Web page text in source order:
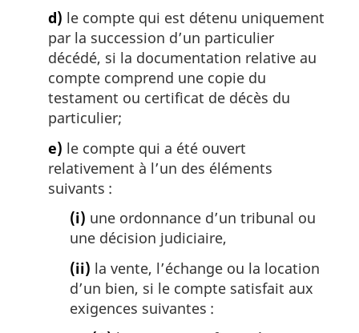
d) le compte qui est détenu uniquement
par la succession d’un particulier
décédé, si la documentation relative au
compte comprend une copie du
testament ou certificat de décès du
particulier;
e) le compte qui a été ouvert
relativement à l’un des éléments
suivants :
(i) une ordonnance d’un tribunal ou
une décision judiciaire,
(ii) la vente, l’échange ou la location
d’un bien, si le compte satisfait aux
exigences suivantes :